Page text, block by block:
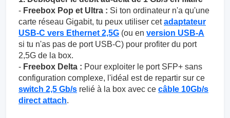
- Freebox Pop et Ultra : Si ton ordinateur n'a qu'une
carte réseau Gigabit, tu peux utiliser cetadaptateur
USB-C vers Ethernet 2,5G (ou en version USB-A
si tu n'as pas de port USB-C) pour profiter du port
2,5G de la box.
- Freebox Delta : Pour exploiter le port SFP+ sans
configuration complexe, l'idéal est de repartir sur ce
switch 2,5 Gb/s relié à la box avec ce câble 10Gb/s
direct attach.